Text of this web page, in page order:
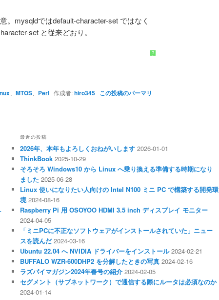
。mysqldではdefault-character-set ではなく
set と従来どおり。
?
、 MTOS、 Perl作成者:hiro345 この投稿のパーマリ
最近の投稿
2026年、本年もよろしくおねがいします 2026-01-01
ThinkBook 2025-10-29
そろそろ Windows10 から Linux へ乗り換える準備する時期になり
ました 2025-06-28
Linux 使いになりたい人向けの Intel N100 ミニ PC で構築する開発環
境 2024-08-16
Raspberry Pi 用 OSOYOO HDMI 3.5 inch ディスプレイ モニター
2024-04-05
「ミニPCに不正なソフトウェアがインストールされていた」ニュー
スを読んだ 2024-03-16
Ubuntu 22.04 へ NVIDIA ドライバーをインストール 2024-02-21
BUFFALO WZR-600DHP2 を分解したときの写真 2024-02-16
ラズパイマガジン2024年春号の紹介 2024-02-05
セグメント（サブネットワーク）で通信する際にルータは必須なのか
2024-01-14